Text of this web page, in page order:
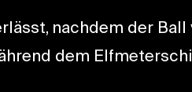
nachdem der
dem